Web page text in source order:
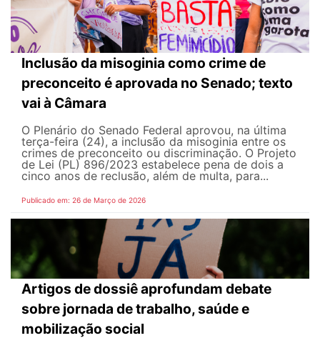
Inclusão da misoginia como crime de
preconceito é aprovada no Senado; texto
vai à Câmara
O Plenário do Senado Federal aprovou, na última
terça-feira (24), a inclusão da misoginia entre os
crimes de preconceito ou discriminação. O Projeto
de Lei (PL) 896/2023 estabelece pena de dois a
cinco anos de reclusão, além de multa, para...
Publicado em: 26 de Março de 2026
Artigos de dossiê aprofundam debate
sobre jornada de trabalho, saúde e
mobilização social